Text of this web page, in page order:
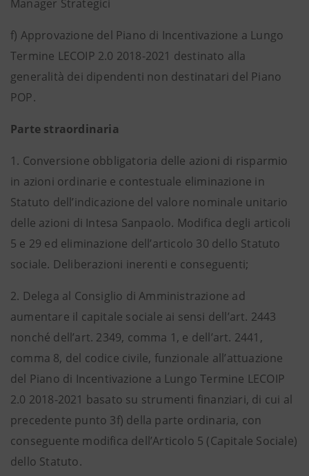
Manager Strategici
f) Approvazione del Piano di Incentivazione a Lungo
Termine LECOIP 2.0 2018-2021 destinato alla
generalità dei dipendenti non destinatari del Piano
POP.
Parte straordinaria
1. Conversione obbligatoria delle azioni di risparmio
in azioni ordinarie e contestuale eliminazione in
Statuto dell’indicazione del valore nominale unitario
delle azioni di Intesa Sanpaolo. Modifica degli articoli
5 e 29 ed eliminazione dell’articolo 30 dello Statuto
sociale. Deliberazioni inerenti e conseguenti;
2. Delega al Consiglio di Amministrazione ad
aumentare il capitale sociale ai sensi dell’art. 2443
nonché dell’art. 2349, comma 1, e dell’art. 2441,
comma 8, del codice civile, funzionale all’attuazione
del Piano di Incentivazione a Lungo Termine LECOIP
2.0 2018-2021 basato su strumenti finanziari, di cui al
precedente punto 3f) della parte ordinaria, con
conseguente modifica dell’Articolo 5 (Capitale Sociale)
dello Statuto.